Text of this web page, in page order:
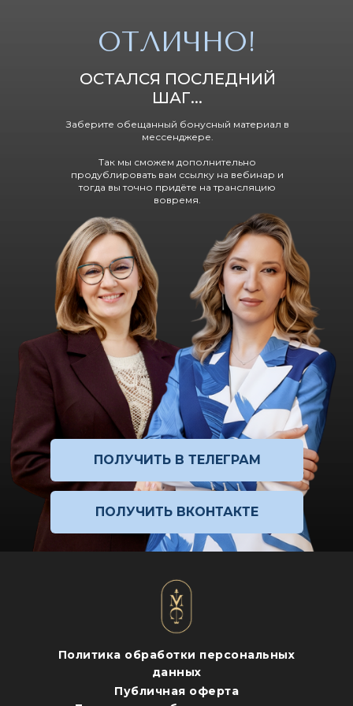
ПОЛУЧИТЬ ВКОНТАКТЕ
ОСТАЛСЯ ПОСЛЕДНИЙ
ШАГ...
ПОЛУЧИТЬ В ТЕЛЕГРАМ
ОТЛИЧНО!
Заберите обещанный бонусный материал в
мессенджере.
Так мы сможем дополнительно
продублировать вам ссылку на вебинар и
тогда вы точно придёте на трансляцию
вовремя.
Политика обработки персональных
данных
Публичная оферта